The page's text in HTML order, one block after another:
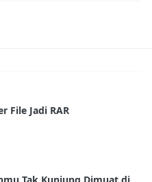
File Jadi RAR
Tak Kunjung Dimuat di